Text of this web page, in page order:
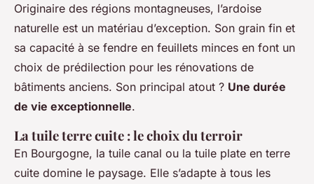
Originaire des régions montagneuses, l’ardoise
naturelle est un matériau d’exception. Son grain fin et
sa capacité à se fendre en feuillets minces en font un
choix de prédilection pour les rénovations de
bâtiments anciens. Son principal atout ? Une durée
de vie exceptionnelle.
La tuile terre cuite : le choix du terroir
En Bourgogne, la tuile canal ou la tuile plate en terre
cuite domine le paysage. Elle s’adapte à tous les